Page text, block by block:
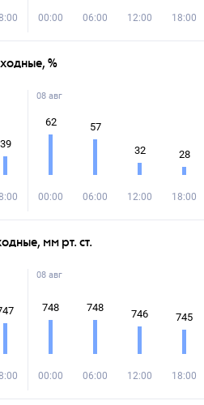
00:00 06:00 12:00 18:00
%
39
08 авг
62
00:00
57
06:00
32
12:00
28
18:00
мм рт. ст.
08 авг
748
00:00
748
06:00
746
12:00
745
18:00